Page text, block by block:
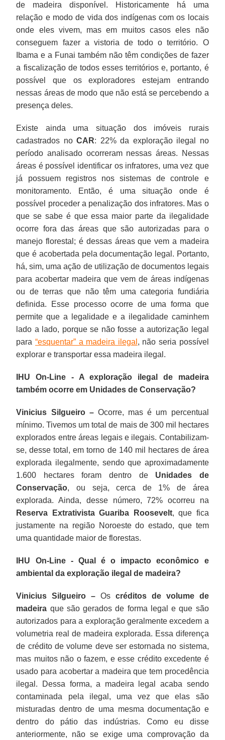
de madeira disponível. Historicamente há uma
relação e modo de vida dos indígenas com os locais
onde eles vivem, mas em muitos casos eles não
conseguem fazer a vistoria de todo o território. O
Ibama e a Funai também não têm condições de fazer
a fiscalização de todos esses territórios e, portanto, é
possível que os exploradores estejam entrando
nessas áreas de modo que não está se percebendo a
presença deles.
Existe ainda uma situação dos imóveis rurais
cadastrados noCAR: 22% da exploração ilegal no
período analisado ocorreram nessas áreas. Nessas
áreas é possível identificar os infratores, uma vez que
já possuem registros nos sistemas de controle e
monitoramento. Então, é uma situação onde é
possível proceder a penalização dos infratores. Mas o
que se sabe é que essa maior parte da ilegalidade
ocorre fora das áreas que são autorizadas para o
manejo florestal; é dessas áreas que vem a madeira
que é acobertada pela documentação legal. Portanto,
há, sim, uma ação de utilização de documentos legais
para acobertar madeira que vem de áreas indígenas
ou de terras que não têm uma categoria fundiária
definida. Esse processo ocorre de uma forma que
permite que a legalidade e a ilegalidade caminhem
lado a lado, porque se não fosse a autorização legal
para“esquentar” a madeira ilegal , não seria possível
explorar e transportar essa madeira ilegal.
IHU On-Line - A exploração ilegal de madeira
também ocorre em Unidades de Conservação?
Vinicius Silgueiro –Ocorre, mas é um percentual
mínimo. Tivemos um total de mais de 300 mil hectares
explorados entre áreas legais e ilegais. Contabilizam-
se, desse total, em torno de 140 mil hectares de área
explorada ilegalmente, sendo que aproximadamente
1.600 hectares foram dentro de Unidades de
Conservação, ou seja, cerca de 1% de área
explorada. Ainda, desse número, 72% ocorreu na
Reserva Extrativista Guariba Roosevelt, que fica
justamente na região Noroeste do estado, que tem
uma quantidade maior de florestas.
IHU On-Line - Qual é o impacto econômico e
ambiental da exploração ilegal de madeira?
Vinicius Silgueiro – Os créditos de volume de
madeira que são gerados de forma legal e que são
autorizados para a exploração geralmente excedem a
volumetria real de madeira explorada. Essa diferença
de crédito de volume deve ser estornada no sistema,
mas muitos não o fazem, e esse crédito excedente é
usado para acobertar a madeira que tem procedência
ilegal. Dessa forma, a madeira legal acaba sendo
contaminada pela ilegal, uma vez que elas são
misturadas dentro de uma mesma documentação e
dentro do pátio das indústrias. Como eu disse
anteriormente, não se exige uma comprovação da